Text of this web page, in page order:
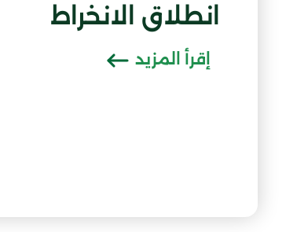
انطلاق الانخراط
إقرأ المزيد